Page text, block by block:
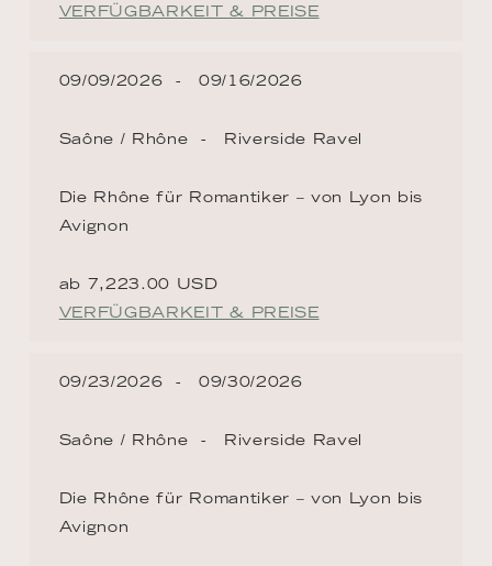
VERFÜGBARKEIT & PREISE
09/09/2026 09/16/2026
Saône / Rhône Riverside Ravel
Die Rhône für Romantiker – von Lyon bis
Avignon
ab 7,223.00 USD
VERFÜGBARKEIT & PREISE
09/23/2026 09/30/2026
Saône / Rhône Riverside Ravel
Die Rhône für Romantiker – von Lyon bis
Avignon